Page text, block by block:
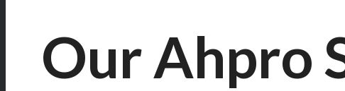
Our Ahpro